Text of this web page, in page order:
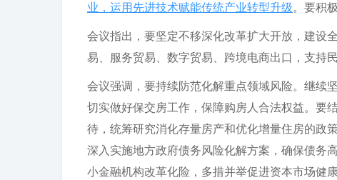
业，运用先进技术赋能传统产业转型升级。要积
会议指出，要坚定不移深化改革扩大开放，建设
易、服务贸易、数字贸易、跨境电商出口，支持
会议强调，要持续防范化解重点领域风险。继续
切实做好保交房工作，保障购房人合法权益。要
待，统筹研究消化存量房产和优化增量住房的政
深入实施地方政府债务风险化解方案，确保债务
小金融机构改革化险，多措并举促进资本市场健康